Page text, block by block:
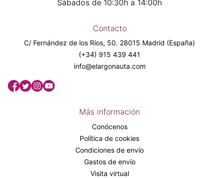
Sábados de 10:30h a 14:00h
Contacto
C/ Fernández de los Ríos, 50. 28015 Madrid (España)
(+34) 915 439 441
info@elargonauta.com
Más información
Conócenos
Política de cookies
Condiciones de envío
Gastos de envío
Visita virtual